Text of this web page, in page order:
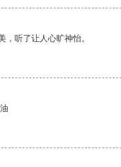
，听了让人心旷神怡。